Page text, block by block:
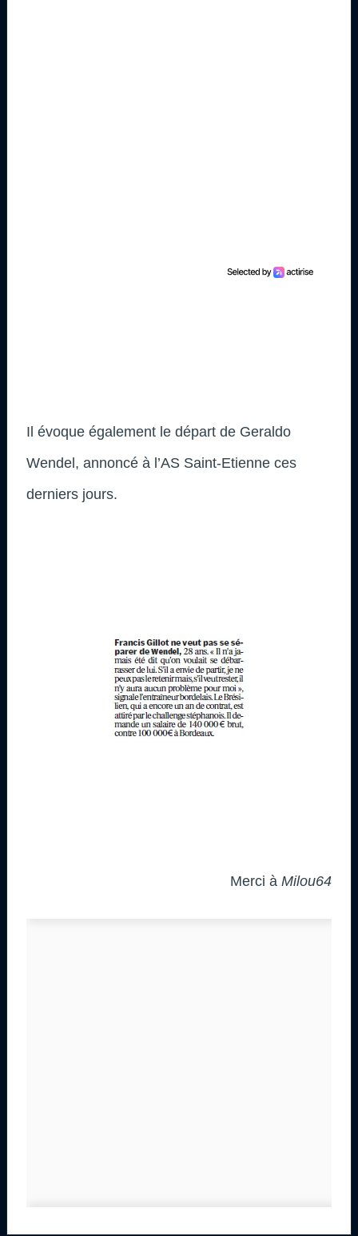
Il évoque également le départ de Geraldo
Wendel, annoncé à l’AS Saint-Etienne ces
derniers jours.
Merci à Milou64